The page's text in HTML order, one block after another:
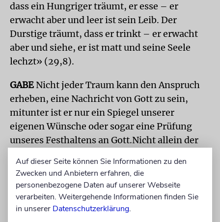
dass ein Hungriger träumt, er esse – er
erwacht aber und leer ist sein Leib. Der
Durstige träumt, dass er trinkt – er erwacht
aber und siehe, er ist matt und seine Seele
lechzt» (29,8).
GABE Nicht jeder Traum kann den Anspruch
erheben, eine Nachricht von Gott zu sein,
mitunter ist er nur ein Spiegel unserer
eigenen Wünsche oder sogar eine Prüfung
unseres Festhaltens an Gott.Nicht allein der
Deutung kommt von Gott. Die berühmtesten
biblischen Traumdeuter, Josef und Daniel,
sind sich stets der Quelle ihrer besonderen
Begabung bewusst.
Auf dieser Seite können Sie Informationen zu den
Zwecken und Anbietern erfahren, die
personenbezogene Daten auf unserer Webseite
verarbeiten. Weitergehende Informationen finden Sie
in unserer Datenschutzerklärung.